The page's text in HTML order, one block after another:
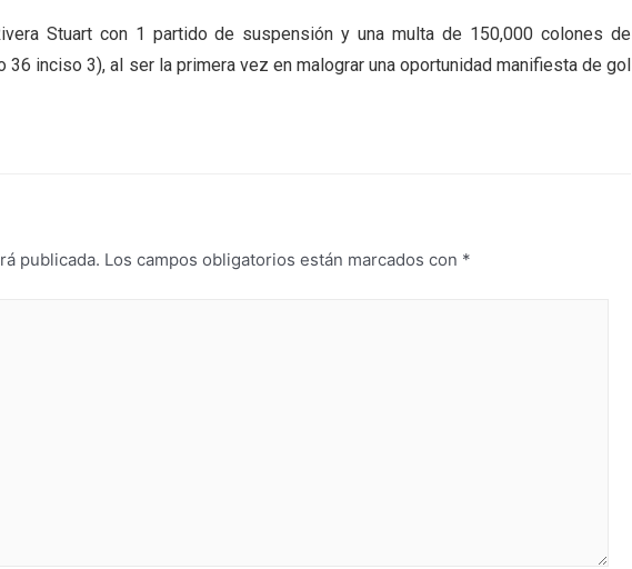
Stuart con 1 partido de suspensión y una multa de 150,000 colones de
inciso 3), al ser la primera vez en malograr una oportunidad manifiesta de gol
publicada. Los campos obligatorios están marcados con *